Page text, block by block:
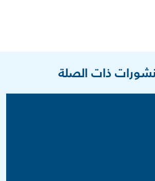
ذات الصلة